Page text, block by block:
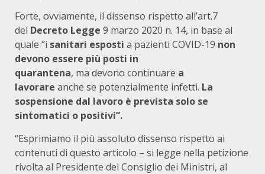
Forte, ovviamente, il dissenso rispetto all’art.7
del Decreto Legge 9 marzo 2020 n. 14, in base al
quale “i sanitari esposti a pazienti COVID-19 non
devono essere più posti in
quarantena, ma devono continuare a
lavorare anche se potenzialmente infetti. La
sospensione dal lavoro è prevista solo se
sintomatici o positivi”.
“Esprimiamo il più assoluto dissenso rispetto ai
contenuti di questo articolo – si legge nella petizione
rivolta al Presidente del Consiglio dei Ministri, al